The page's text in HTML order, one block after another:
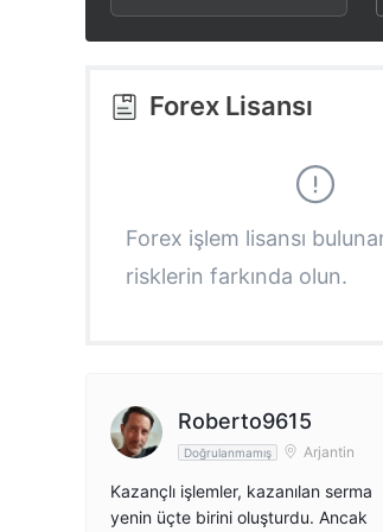
2
3
5
6
8
9
7
8
Forex Lisansı
Forex işlem lisansı
risklerin farkında olun.
Roberto9615
Doğrulanmamış Arjantin
Kazançlı işlemler, kazanılan serma
yenin üçte birini oluşturdu. Ancak